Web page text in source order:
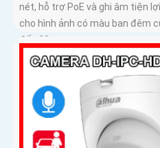
nét, hỗ trợ PoE và ghi âm tiện
cho hình ảnh có màu ban đêm
đến 30m